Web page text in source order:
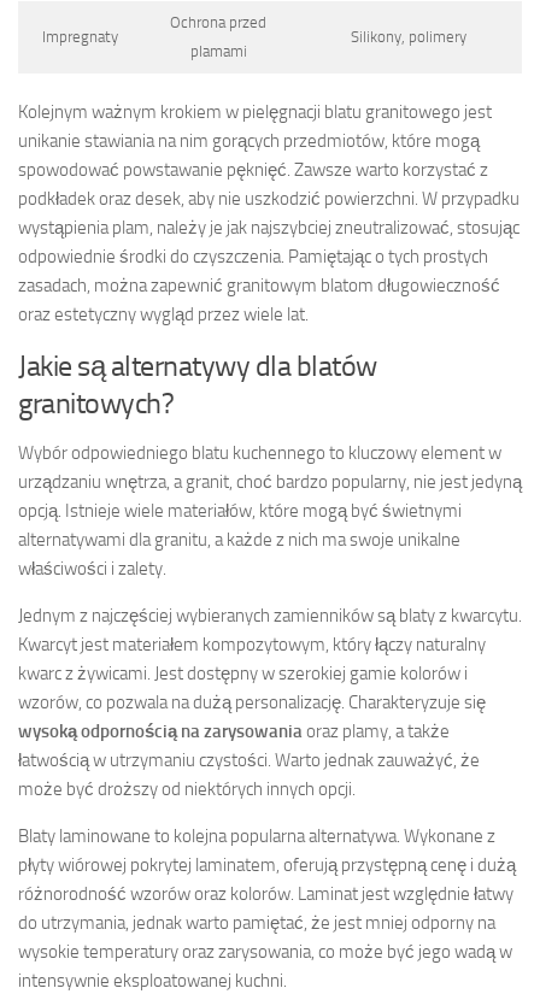
Impregnaty
Ochrona przed
plamami
Silikony, polimery
Kolejnym ważnym krokiem w pielęgnacji blatu granitowego jest
unikanie stawiania na nim gorących przedmiotów, które mogą
spowodować powstawanie pęknięć. Zawsze warto korzystać z
podkładek oraz desek, aby nie uszkodzić powierzchni. W przypadku
wystąpienia plam, należy je jak najszybciej zneutralizować, stosując
odpowiednie środki do czyszczenia. Pamiętając o tych prostych
zasadach, można zapewnić granitowym blatom długowieczność
oraz estetyczny wygląd przez wiele lat.
Jakie są alternatywy dla blatów
granitowych?
Wybór odpowiedniego blatu kuchennego to kluczowy element w
urządzaniu wnętrza, a granit, choć bardzo popularny, nie jest jedyną
opcją. Istnieje wiele materiałów, które mogą być świetnymi
alternatywami dla granitu, a każde z nich ma swoje unikalne
właściwości i zalety.
Jednym z najczęściej wybieranych zamienników są blaty z kwarcytu.
Kwarcyt jest materiałem kompozytowym, który łączy naturalny
kwarc z żywicami. Jest dostępny w szerokiej gamie kolorów i
wzorów, co pozwala na dużą personalizację. Charakteryzuje się
wysoką odpornością na zarysowania oraz plamy, a także
łatwością w utrzymaniu czystości. Warto jednak zauważyć, że
może być droższy od niektórych innych opcji.
Blaty laminowane to kolejna popularna alternatywa. Wykonane z
płyty wiórowej pokrytej laminatem, oferują przystępną cenę i dużą
różnorodność wzorów oraz kolorów. Laminat jest względnie łatwy
do utrzymania, jednak warto pamiętać, że jest mniej odporny na
wysokie temperatury oraz zarysowania, co może być jego wadą w
intensywnie eksploatowanej kuchni.